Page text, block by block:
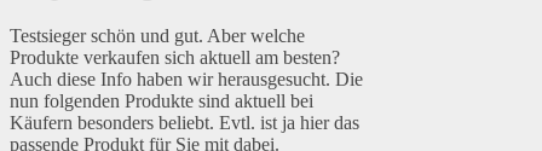
Testsieger schön und gut. Aber welche
Produkte verkaufen sich aktuell am besten?
Auch diese Info haben wir herausgesucht. Die
nun folgenden Produkte sind aktuell bei
Käufern besonders beliebt. Evtl. ist ja hier das
passende Produkt für Sie mit dabei.